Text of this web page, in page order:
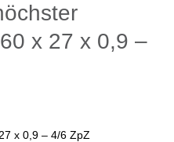
x 27 x 0,9 –
x 0,9 – 4/6 ZpZ